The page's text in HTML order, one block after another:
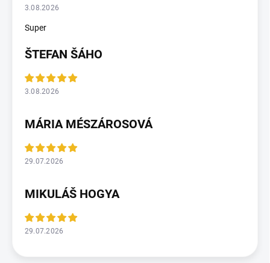
3.08.2026
Super
ŠTEFAN ŠÁHO
3.08.2026
MÁRIA MÉSZÁROSOVÁ
29.07.2026
MIKULÁŠ HOGYA
29.07.2026